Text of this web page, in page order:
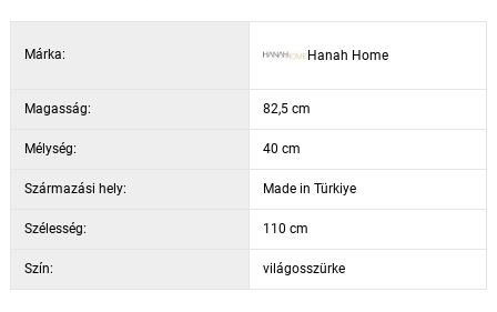
Márka: Hanah Home
Magasság: 82,5 cm
Mélység: 40 cm
Származási hely: Made in Türkiye
Szélesség: 110 cm
Szín: világosszürke